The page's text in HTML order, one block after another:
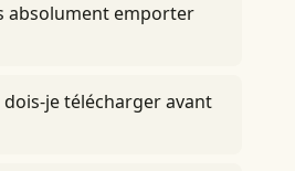
absolument emporter
je télécharger avant